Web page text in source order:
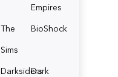
Empires
The
Sims
BioShock
Darksiders
Dark